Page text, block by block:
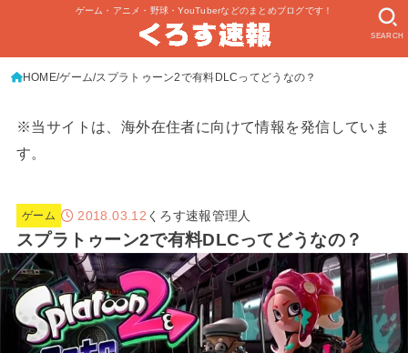
ゲーム・アニメ・野球・YouTuberなどのまとめブログです！
SEARCH
HOME ゲーム スプラトゥーン2で有料DLCってどうなの？
※当サイトは、海外在住者に向けて情報を発信していま
す。
ゲーム 2018.03.12 くろす速報管理人
スプラトゥーン2で有料DLCってどうなの？